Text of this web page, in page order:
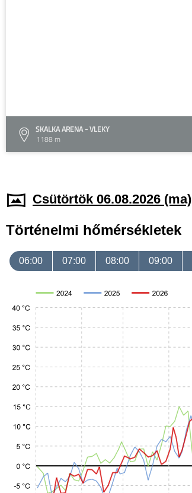
SKALKA ARENA - VLEKY
1188 m
Csütörtök 06.08.2026 (ma)
Történelmi hőmérsékletek
06:00 07:00 08:00 09:00